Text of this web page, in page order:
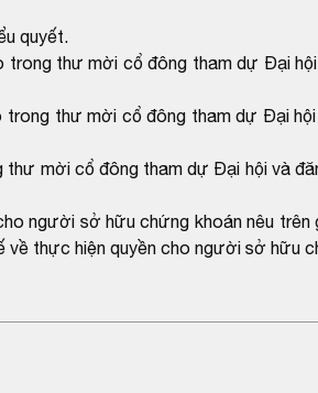
quyết.
thư mời cổ đông tham dự Đại hội
thư mời cổ đông tham dự Đại hội
mời cổ đông tham dự Đại hội và
người sở hữu chứng khoán nêu
về thực hiện quyền cho người sở hữu